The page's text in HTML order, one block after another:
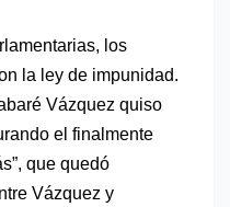
los
la ley de impunidad.
Vázquez quiso
el finalmente
que quedó
Vázquez y